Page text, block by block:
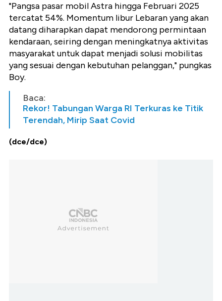
"Pangsa pasar mobil Astra hingga Februari 2025
tercatat 54%. Momentum libur Lebaran yang akan
datang diharapkan dapat mendorong permintaan
kendaraan, seiring dengan meningkatnya aktivitas
masyarakat untuk dapat menjadi solusi mobilitas
yang sesuai dengan kebutuhan pelanggan," pungkas
Boy.
Baca:
Rekor! Tabungan Warga RI Terkuras ke Titik
Terendah, Mirip Saat Covid
(dce/dce)